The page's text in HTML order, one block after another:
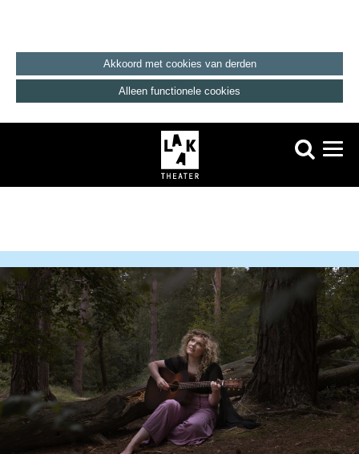
Akkoord met cookies van derden
Alleen functionele cookies